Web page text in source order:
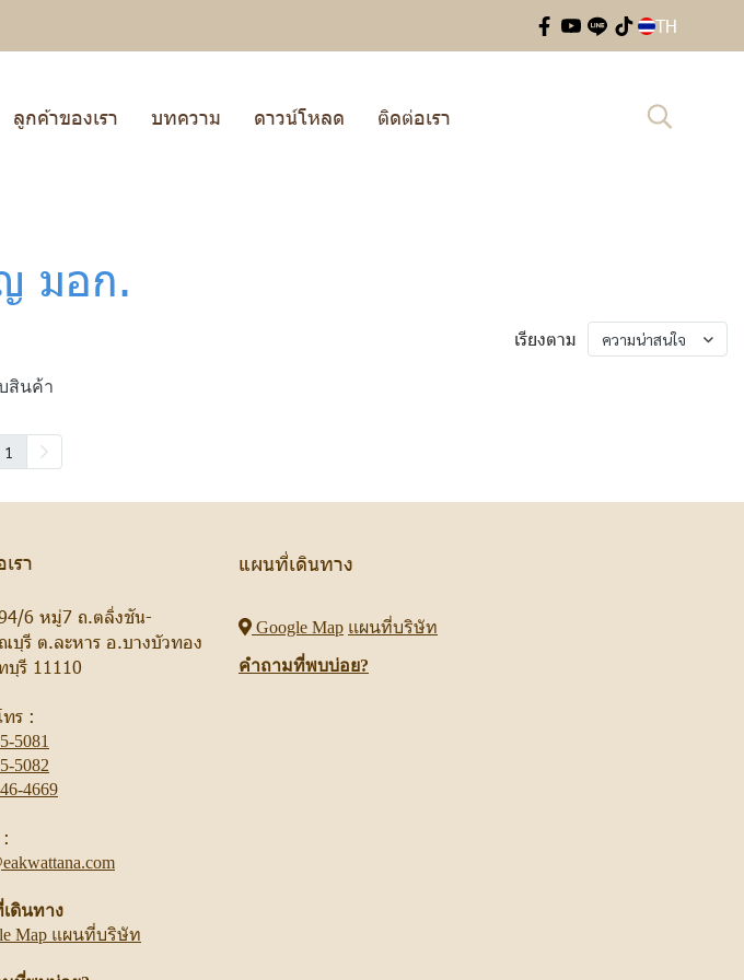
TH
ลูกค้าของเรา บทความ ดาวน์โหลด ติดต่อเรา
มอก.
เรียงตาม ความน่าสนใจ
สินค้า
1
รา
6 หมู่7 ถ.ตลิ่งชัน-
บุรี ต.ละหาร อ.บางบัวทอง
บุรี 11110
ทร :
5081
5082
4669
ดินทาง
Map แผนที่บริษัท
แผนที่เดินทาง
Google Map แผนที่บริษัท
คำถามที่พบบ่อย?